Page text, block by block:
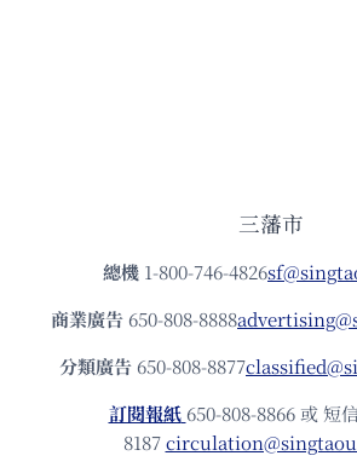
三藩市
總機 1-800-746-4826
商業廣告 650-808-8888
分類廣告 650-808-8877
訂閱報紙 650-808-8866 或 短
8187